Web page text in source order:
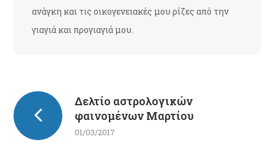
ανάγκη και τις οικογενειακές μου ρίζες από την
γιαγιά και προγιαγιά μου.
Δελτίο αστρολογικών
φαινομένων Μαρτίου
01/03/2017